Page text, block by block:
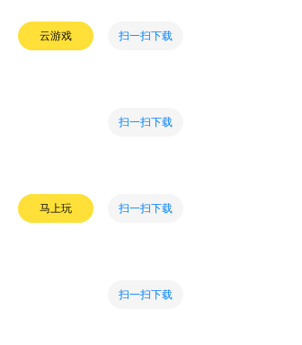
云游戏 扫一扫下载
扫一扫下载
马上玩 扫一扫下载
扫一扫下载